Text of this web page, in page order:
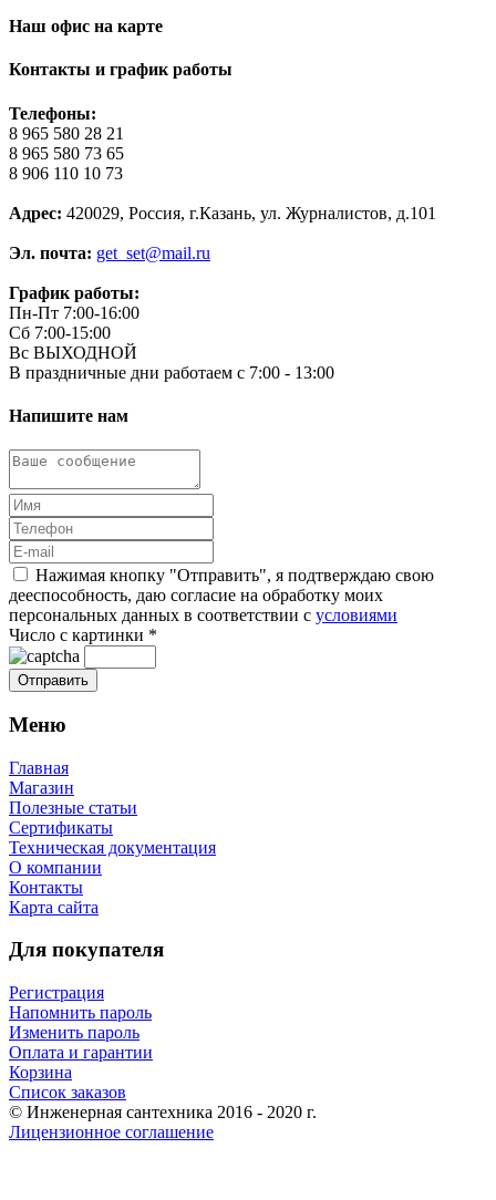
Наш офис на карте
Контакты и график работы
Телефоны:
8 965 580 28 21
8 965 580 73 65
8 906 110 10 73
Адрес: 420029, Россия, г.Казань, ул. Журналистов, д.101
Эл. почта: get_set@mail.ru
График работы:
Пн-Пт 7:00-16:00
Сб 7:00-15:00
Вс ВЫХОДНОЙ
В праздничные дни работаем с 7:00 - 13:00
Напишите нам
Нажимая кнопку "Отправить", я подтверждаю свою
дееспособность, даю согласие на обработку моих
персональных данных в соответствии с условиями
Число с картинки *
Меню
Главная
Магазин
Полезные статьи
Сертификаты
Техническая документация
О компании
Контакты
Карта сайта
Для покупателя
Регистрация
Напомнить пароль
Изменить пароль
Оплата и гарантии
Корзина
Список заказов
© Инженерная сантехника 2016 - 2020 г.
Лицензионное соглашение